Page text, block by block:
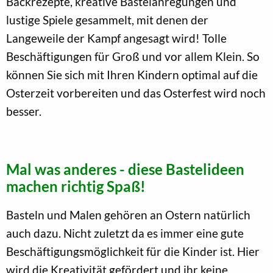
lustige Spiele gesammelt, mit denen der
Langeweile der Kampf angesagt wird! Tolle
Beschäftigungen für Groß und vor allem Klein. So
können Sie sich mit Ihren Kindern optimal auf die
Osterzeit vorbereiten und das Osterfest wird noch
besser.
Mal was anderes - diese Bastelideen
machen richtig Spaß!
Basteln und Malen gehören an Ostern natürlich
auch dazu. Nicht zuletzt da es immer eine gute
Beschäftigungsmöglichkeit für die Kinder ist. Hier
wird die Kreativität gefördert und ihr keine